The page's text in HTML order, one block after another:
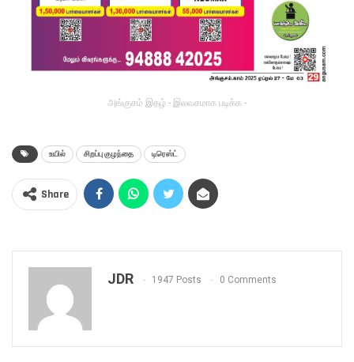
அங்குசம் இதழ் - இலவசமாக படிக்க -
உயில் சிறப்பு குழந்தை டிரெஸ்ட்
Share
JDR 1947 Posts 0 Comments